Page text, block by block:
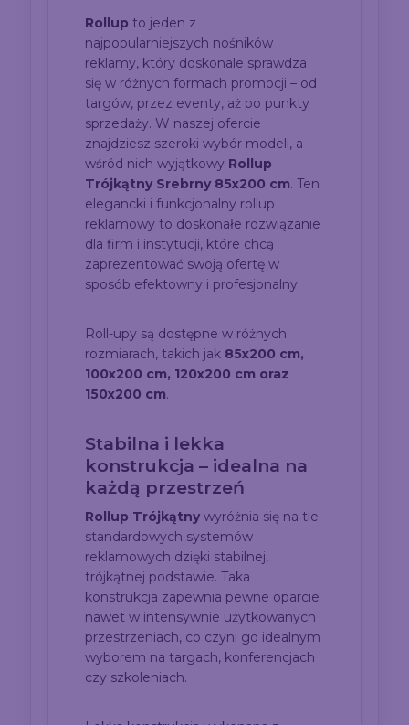
Rollup to jeden z
najpopularniejszych nośników
reklamy, który doskonale sprawdza
się w różnych formach promocji – od
targów, przez eventy, aż po punkty
sprzedaży. W naszej ofercie
znajdziesz szeroki wybór modeli, a
wśród nich wyjątkowy Rollup
Trójkątny Srebrny 85x200 cm. Ten
elegancki i funkcjonalny rollup
reklamowy to doskonałe rozwiązanie
dla firm i instytucji, które chcą
zaprezentować swoją ofertę w
sposób efektowny i profesjonalny.
Roll-upy są dostępne w różnych
rozmiarach, takich jak 85x200 cm,
100x200 cm, 120x200 cm oraz
150x200 cm.
Stabilna i lekka
konstrukcja – idealna na
każdą przestrzeń
Rollup Trójkątny wyróżnia się na tle
standardowych systemów
reklamowych dzięki stabilnej,
trójkątnej podstawie. Taka
konstrukcja zapewnia pewne oparcie
nawet w intensywnie użytkowanych
przestrzeniach, co czyni go idealnym
wyborem na targach, konferencjach
czy szkoleniach.